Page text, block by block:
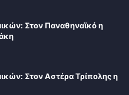
Στον Παναθηναϊκό η
Στον Αστέρα Τρίπολης η